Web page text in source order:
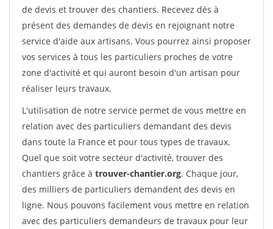
de devis et trouver des chantiers. Recevez dès à
présent des demandes de devis en rejoignant notre
service d'aide aux artisans. Vous pourrez ainsi proposer
vos services à tous les particuliers proches de votre
zone d'activité et qui auront besoin d'un artisan pour
réaliser leurs travaux.
L'utilisation de notre service permet de vous mettre en
relation avec des particuliers demandant des devis
dans toute la France et pour tous types de travaux.
Quel que soit votre secteur d'activité, trouver des
chantiers grâce à trouver-chantier.org. Chaque jour,
des milliers de particuliers demandent des devis en
ligne. Nous pouvons facilement vous mettre en relation
avec des particuliers demandeurs de travaux pour leur